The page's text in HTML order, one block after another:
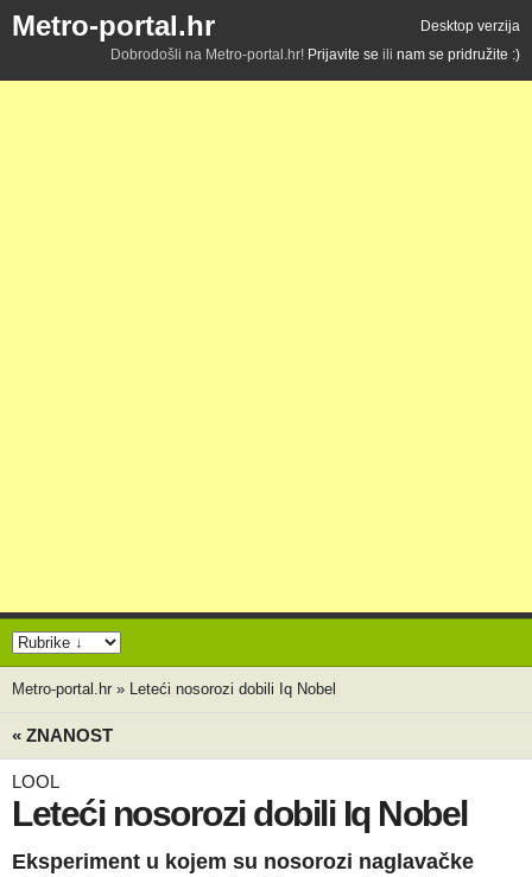
Metro-portal.hr
Desktop verzija
Dobrodošli na Metro-portal.hr! Prijavite se ili nam se pridružite :)
Metro-portal.hr » Leteći nosorozi dobili Iq Nobel
« ZNANOST
LOOL
Leteći nosorozi dobili Iq Nobel
Eksperiment u kojem su nosorozi naglavačke